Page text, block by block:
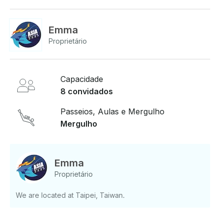
respondê-la por meio da plataforma de mensagens
da GetMyBoat antes de você pagar. Basta clicar em
“Solicitar reserva” e nos enviar uma pergunta para
Emma
Proprietário
Capacidade
8 convidados
Passeios, Aulas e Mergulho
Mergulho
Emma
Proprietário
We are located at Taipei, Taiwan.